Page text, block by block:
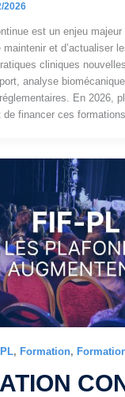
2026
est un enjeu
et d’actualiser
cliniques
analyse
En 2026,
financer ces formations.
, Formation,